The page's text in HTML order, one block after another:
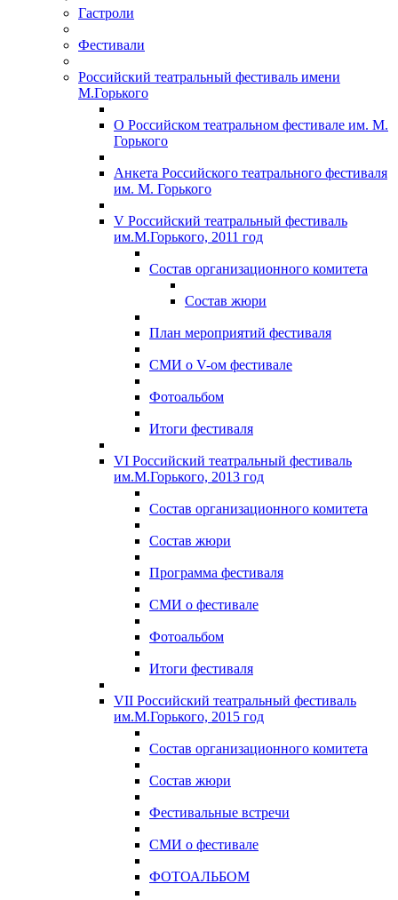
Гастроли
Фестивали
Российский театральный фестиваль имени
М.Горького
О Российском театральном фестивале им. М.
Горького
Анкета Российского театрального фестиваля
им. М. Горького
V Российский театральный фестиваль
им.М.Горького, 2011 год
Состав организационного комитета
Состав жюри
План мероприятий фестиваля
СМИ о V-ом фестивале
Фотоальбом
Итоги фестиваля
VI Российский театральный фестиваль
им.М.Горького, 2013 год
Состав организационного комитета
Состав жюри
Программа фестиваля
СМИ о фестивале
Фотоальбом
Итоги фестиваля
VII Российский театральный фестиваль
им.М.Горького, 2015 год
Состав организационного комитета
Состав жюри
Фестивальные встречи
СМИ о фестивале
ФОТОАЛЬБОМ